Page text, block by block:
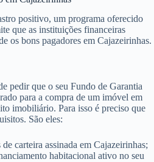
positivo, um programa oferecido
que as instituições financeiras
os bons pagadores em Cajazeirinhas.
pedir que o seu Fundo de Garantia
para a compra de um imóvel em
imobiliário. Para isso é preciso que
São eles:
carteira assinada em Cajazeirinhas;
habitacional ativo no seu